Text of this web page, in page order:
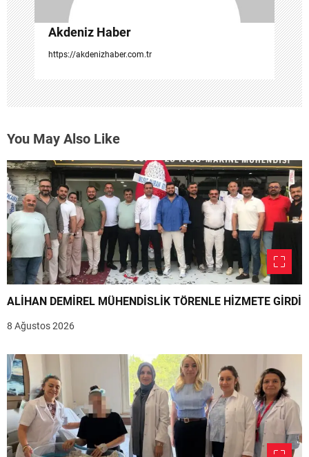
Akdeniz Haber
https://akdenizhaber.com.tr
You May Also Like
ALİHAN DEMİREL MÜHENDİSLİK TÖRENLE HİZMETE GİRDİ
8 Ağustos 2026